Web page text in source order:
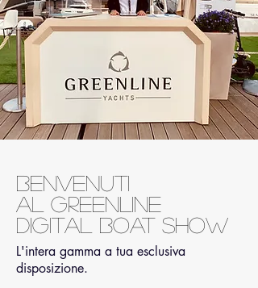
BENVENUTI
AL GREENLINE
DIGITAL BOAT SHOW
L'intera gamma a tua esclusiva
disposizione.